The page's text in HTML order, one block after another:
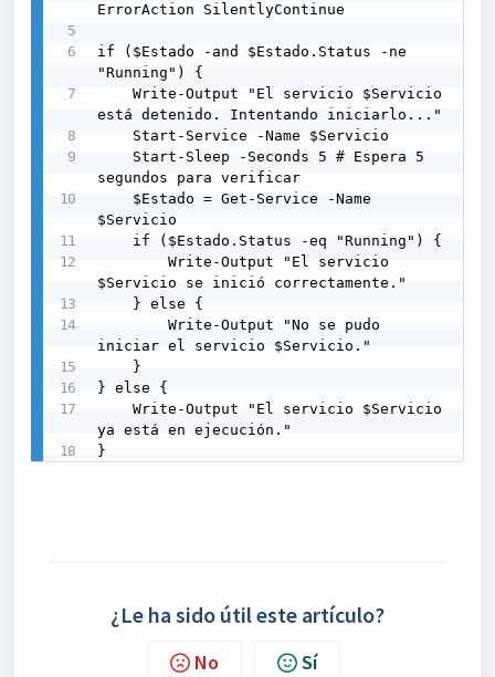
ErrorAction SilentlyContinue
if ($Estado -and $Estado.Status -ne
"Running") {
    Write-Output "El servicio $Servicio
está detenido. Intentando iniciarlo..."
    Start-Sleep -Seconds 5 # Espera 5
segundos para verificar
$Servicio
        Write-Output "El servicio
$Servicio se inició correctamente."
        Write-Output "No se pudo
iniciar el servicio $Servicio."
} else {
    Write-Output "El servicio $Servicio
ya está en ejecución."
}
¿Le ha sido útil este artículo?
No Sí